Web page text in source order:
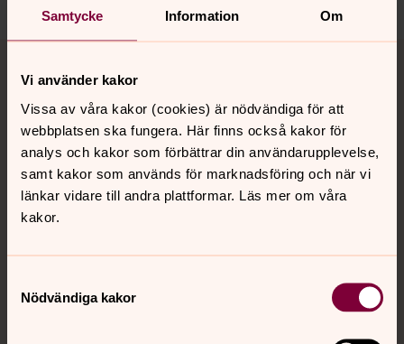
Samtycke Information Om
Vi använder kakor
Vissa av våra kakor (cookies) är nödvändiga för att
webbplatsen ska fungera. Här finns också kakor för
analys och kakor som förbättrar din användarupplevelse,
samt kakor som används för marknadsföring och när vi
länkar vidare till andra plattformar. Läs mer om våra
kakor.
Nödvändiga kakor
Tillbaka till toppen
Tillbaka till innehållet
Kontakt
Kalender